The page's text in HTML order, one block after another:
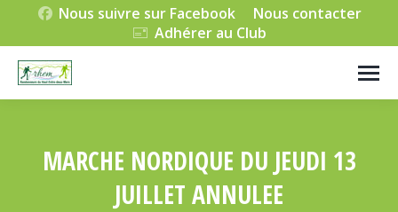
Nous suivre sur Facebook
Nous contacter
Adhérer au Club
MARCHE NORDIQUE DU JEUDI 13
JUILLET ANNULEE